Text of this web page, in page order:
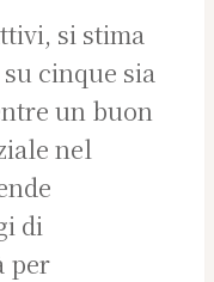
si stima
cinque sia
un buon
nel
di
per